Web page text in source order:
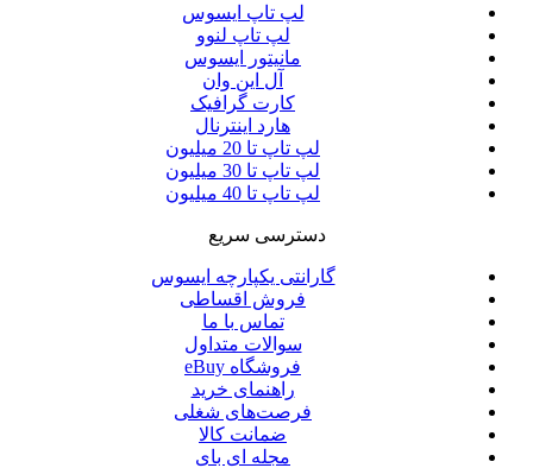
لپ تاپ ایسوس
لپ تاپ لنوو
مانیتور ایسوس
آل این وان
کارت گرافیک
هارد اینترنال
لپ تاپ تا 20 میلیون
لپ تاپ تا 30 میلیون
لپ تاپ تا 40 میلیون
دسترسی سریع
گارانتی یکپارچه ایسوس
فروش اقساطی
تماس با ما
سوالات متداول
فروشگاه eBuy
راهنمای خرید
فرصت‌های شغلی
ضمانت کالا
مجله ای بای